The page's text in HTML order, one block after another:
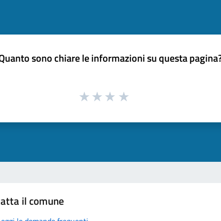
sono chiare le informazioni su questa
il comune